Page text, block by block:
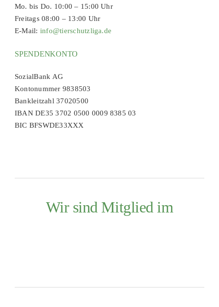
Mo. bis Do. 10:00 – 15:00 Uhr
Freitags 08:00 – 13:00 Uhr
E-Mail: info@tierschutzliga.de
SPENDENKONTO
SozialBank AG
Kontonummer 9838503
Bankleitzahl 37020500
IBAN DE35 3702 0500 0009 8385 03
BIC BFSWDE33XXX
Wir sind Mitglied im